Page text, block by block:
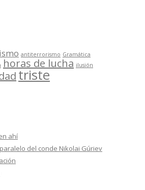
antiterrorismo Gramática
horas de lucha ilusión
triste
ahí
del conde Nikolai Gúriev